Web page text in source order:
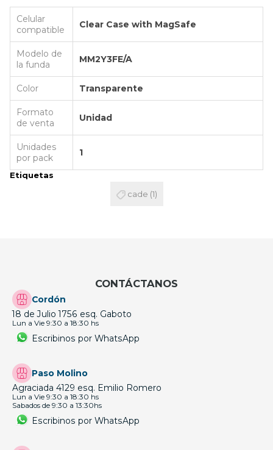
Celular
compatible
Clear Case with MagSafe
Modelo de
la funda
MM2Y3FE/A
Color Transparente
Formato
de venta
Unidad
Unidades
por pack
1
Etiquetas
cade (1)
CONTÁCTANOS
Cordón
18 de Julio 1756 esq. Gaboto
Lun a Vie 9:30 a 18:30 hs
Escribinos por WhatsApp
Paso Molino
Agraciada 4129 esq. Emilio Romero
Lun a Vie 9:30 a 18:30 hs
Sabados de 9:30 a 13:30hs
Escribinos por WhatsApp